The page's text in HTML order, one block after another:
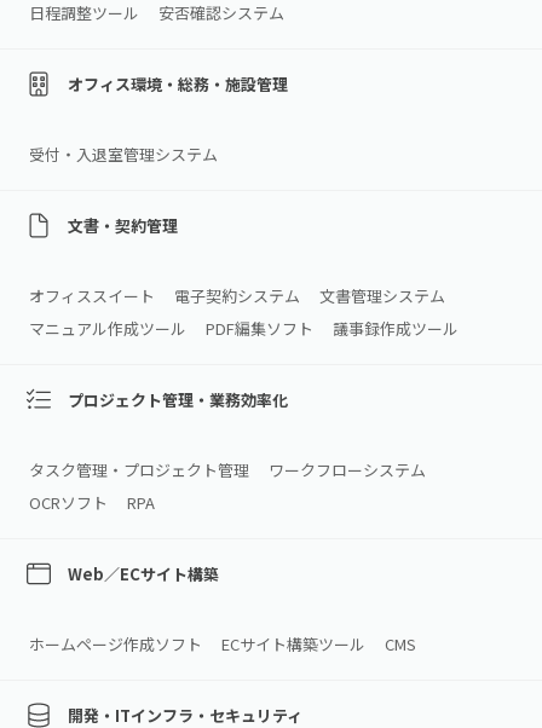
日程調整ツール
安否確認システム
オフィス環境・総務・施設管理
受付・入退室管理システム
文書・契約管理
オフィススイート 電子契約システム
文書管理システム
マニュアル作成ツール
PDF編集ソフト 議事録作成ツール
プロジェクト管理・業務効率化
タスク管理・プロジェクト管理
ワークフローシステム
OCRソフト
RPA
Web／ECサイト構築
ホームページ作成ソフト ECサイト構築ツール CMS
開発・ITインフラ・セキュリティ